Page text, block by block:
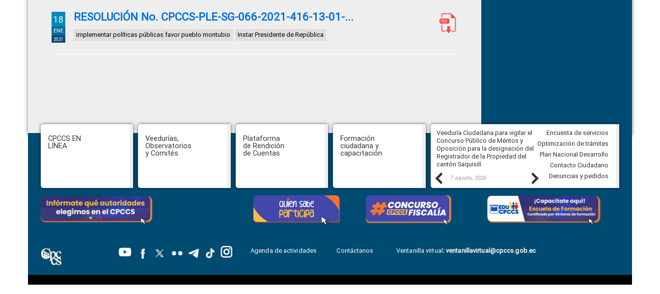
18
ENE
2021
RESOLUCIÓN No. CPCCS-PLE-SG-066-2021-416-13-01-...
implementar políticas públicas favor pueblo montubio Instar Presidente de República
Footer
CPCCS EN
LÍNEA
Veedurías,
Observatorios
y Comités
Plataforma
de Rendición
de Cuentas
Formación
ciudadana y
capacitación
Previous
CPCCS aprueba convocatoria a
Veeduría para designación de la
autoridad de la SOT
Veeduría Ciudadana para vigilar el
Concurso Público de Méritos y
Oposición para la designación del
Registrador de la Propiedad del
cantón Saquisilí
7 agosto, 2026
Veeduría Ciudadana para vigilar la
construcción del asfaltado de
Ballenita del cantón Santa Elena
7 agosto, 2026
Next
Encuesta de servicios
Optimización de trámites
Plan Nacional Desarrollo
Contacto Ciudadano
Denuncias y pedidos
Agenda de actividades Contáctanos Ventanilla virtual:ventanillavirtual@cpccs.gob.ec